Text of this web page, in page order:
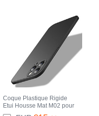
Coque Plastique Rigide
Etui Housse Mat M02 pour
Apple iPhone 13 Pro Max